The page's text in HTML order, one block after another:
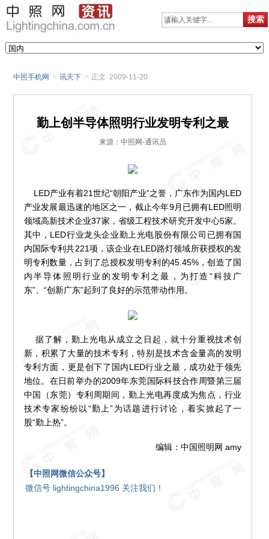
中照手机网 > 讯天下 > 正文 2009-11-20
勤上创半导体照明行业发明专利之最
来源：中照网-通讯员
LED产业有着21世纪“朝阳产业”之誉，广东作为国内LED
产业发展最迅速的地区之一，截止今年9月已拥有LED照明
领域高新技术企业37家，省级工程技术研究开发中心5家。
其中，LED行业龙头企业勤上光电股份有限公司已拥有国
内国际专利共221项，该企业在LED路灯领域所获授权的发
明专利数量，占到了总授权发明专利的45.45%，创造了国
内半导体照明行业的发明专利之最，为打造“科技广
东”、“创新广东”起到了良好的示范带动作用。
据了解，勤上光电从成立之日起，就十分重视技术创
新，积累了大量的技术专利，特别是技术含金量高的发明
专利方面，更是创下了国内LED行业之最，成功处于领先
地位。在日前举办的2009年东莞国际科技合作周暨第三届
中国（东莞）专利周期间，勤上光电再度成为焦点，行业
技术专家纷纷以“勤上”为话题进行讨论，着实掀起了一
股“勤上热”。
编辑：中国照明网 amy
【中照网微信公众号】
微信号 lightingchina1996 关注我们！